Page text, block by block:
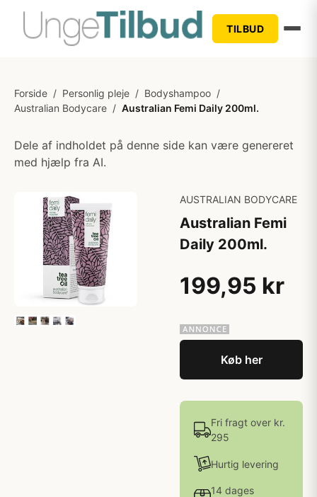
TILBUD
Forside / Personlig pleje / Bodyshampoo /
Australian Bodycare / Australian Femi Daily 200ml.
Dele af indholdet på denne side kan være genereret
med hjælp fra AI.
AUSTRALIAN BODYCARE
Australian Femi
Daily 200ml.
199,95 kr
Køb her
Fri fragt over kr.
295
Hurtig levering
14 dages